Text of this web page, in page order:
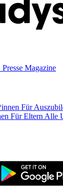
Presse Magazine
Für
Für Eltern Alle